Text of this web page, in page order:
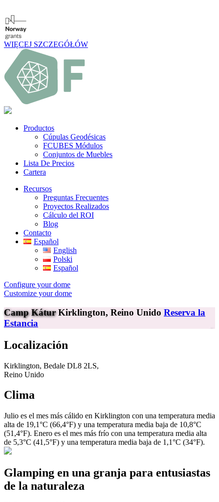
WIĘCEJ SZCZEGÓŁÓW
Productos
Cúpulas Geodésicas
FCUBES Módulos
Conjuntos de Muebles
Lista De Precios
Cartera
Recursos
Preguntas Frecuentes
Proyectos Realizados
Cálculo del ROI
Blog
Contacto
Español
English
Polski
Español
Configure your dome
Customize your dome
Camp Kátur Kirklington, Reino Unido Reserva la
Estancia
Localización
Kirklington, Bedale DL8 2LS,
Reino Unido
Clima
Julio es el mes más cálido en Kirklington con una temperatura media
alta de 19,1°C (66,4°F) y una temperatura media baja de 10,8°C
(51,4°F). Enero es el mes más frío con una temperatura media alta
de 5,3°C (41,5°F) y una temperatura media baja de 1,1°C (34°F).
Glamping en una granja para entusiastas
de la naturaleza